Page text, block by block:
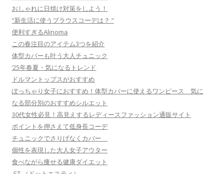
おしゃれに日焼け対策をしよう！
“新生活に使うブラウスコーデは？ “
便利すぎるAlinoma
この春注目のアイテム3つを紹介
体型カバーも叶う大人チュニック
’25年春夏・気になるトレンド
ドルマントップスがおすすめ
ぽっちゃり女子におすすめ！体型カバーに使えるワンピース 気に
なる部分別のおすすめシルエット
30代女性必見！高見えするレディースファッション通販サイト
ポイントを押さえて低身長コーデ
チュニックでさりげなくカバー
個性を表現した大人女子アウター
食べながら痩せる健康ダイエット